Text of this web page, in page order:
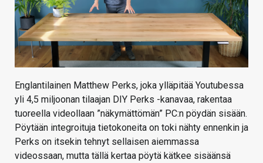
Englantilainen Matthew Perks, joka ylläpitää Youtubessa
yli 4,5 miljoonan tilaajan DIY Perks -kanavaa, rakentaa
tuoreella videollaan ”näkymättömän” PC:n pöydän sisään.
Pöytään integroituja tietokoneita on toki nähty ennenkin ja
Perks on itsekin tehnyt sellaisen aiemmassa
videossaan, mutta tällä kertaa pöytä kätkee sisäänsä